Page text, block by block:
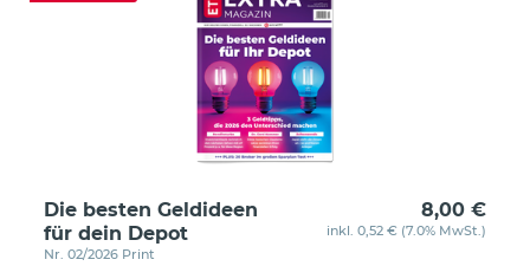
Die besten Geldideen
für dein Depot
Nr. 02/2026 Print
8,00 €
inkl. 0,52 € (7.0% MwSt.)